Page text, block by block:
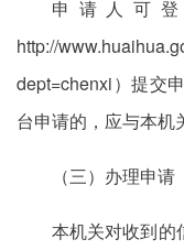
申请人可
http://
dept=chenxi）提交
台申请的，应与本
（三）办理申请
本机关对收到的